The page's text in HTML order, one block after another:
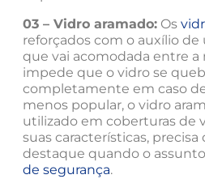
03 – Vidro aramado: Os
reforçados com o auxílio de
que vai acomodada entre a
impede que o vidro se
completamente em caso
menos popular, o vidro
utilizado em coberturas de
suas características,
destaque quando o
de segurança.